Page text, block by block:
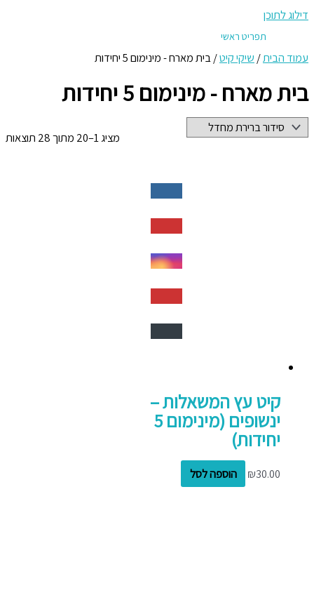
דילוג לתוכן
תפריט ראשי
עמוד הבית/ שיקי קיט/ בית מארח - מינימום 5 יחידות
בית מארח - מינימום 5 יחידות
מציג 1–20 מתוך 28 תוצאות
קיט עץ המשאלות –
ינשופים (מינימום 5
יחידות)
₪30.00 הוספה לסל